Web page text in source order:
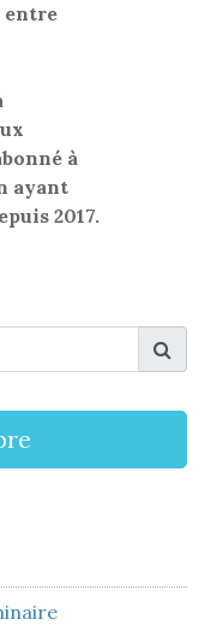
entre
à
ayant
2017.